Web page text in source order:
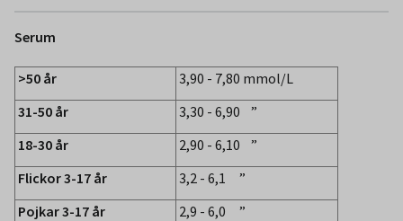
Serum
>50 år
3,90 - 7,80 mmol/L
31-50 år
3,30 - 6,90 ”
18-30 år
2,90 - 6,10 ”
Flickor 3-17 år
3,2 - 6,1 ”
Pojkar 3-17 år
2,9 - 6,0 ”